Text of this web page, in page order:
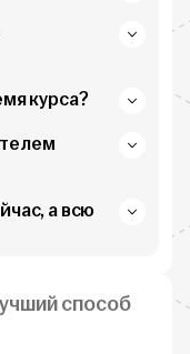
курса?
а всю
способ